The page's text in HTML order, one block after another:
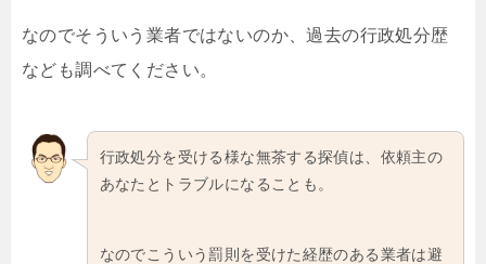
なのでそういう業者ではないのか、過去の行政処分歴
なども調べてください。
行政処分を受ける様な無茶する探偵は、依頼主の
あなたとトラブルになることも。
なのでこういう罰則を受けた経歴のある業者は避